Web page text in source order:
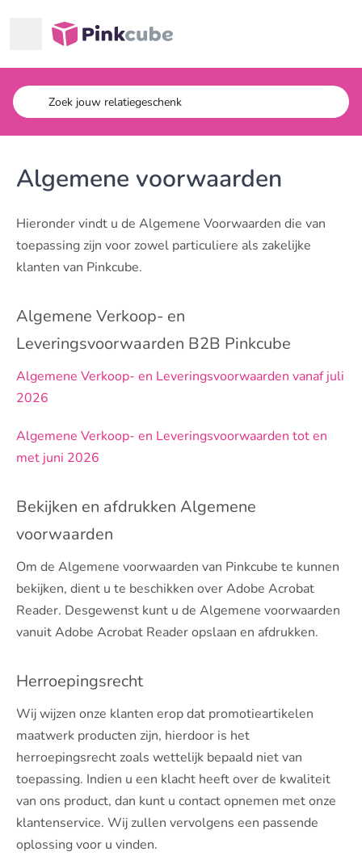
Pinkcube
Algemene voorwaarden
Hieronder vindt u de Algemene Voorwaarden die van
toepassing zijn voor zowel particuliere als zakelijke
klanten van Pinkcube.
Algemene Verkoop- en
Leveringsvoorwaarden B2B Pinkcube
Algemene Verkoop- en Leveringsvoorwaarden vanaf juli
2026
Algemene Verkoop- en Leveringsvoorwaarden tot en
met juni 2026
Bekijken en afdrukken Algemene
voorwaarden
Om de Algemene voorwaarden van Pinkcube te kunnen
bekijken, dient u te beschikken over Adobe Acrobat
Reader. Desgewenst kunt u de Algemene voorwaarden
vanuit Adobe Acrobat Reader opslaan en afdrukken.
Herroepingsrecht
Wij wijzen onze klanten erop dat promotieartikelen
maatwerk producten zijn, hierdoor is het
herroepingsrecht zoals wettelijk bepaald niet van
toepassing. Indien u een klacht heeft over de kwaliteit
van ons product, dan kunt u contact opnemen met onze
klantenservice. Wij zullen vervolgens een passende
oplossing voor u vinden.